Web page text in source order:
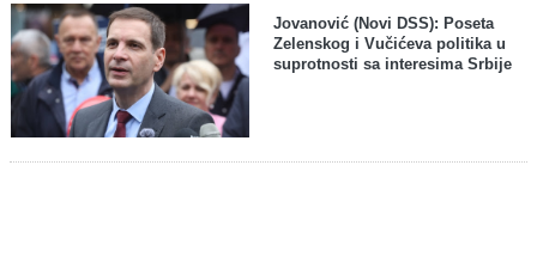
Jovanović (Novi DSS): Poseta
Zelenskog i Vučićeva politika u
suprotnosti sa interesima Srbije